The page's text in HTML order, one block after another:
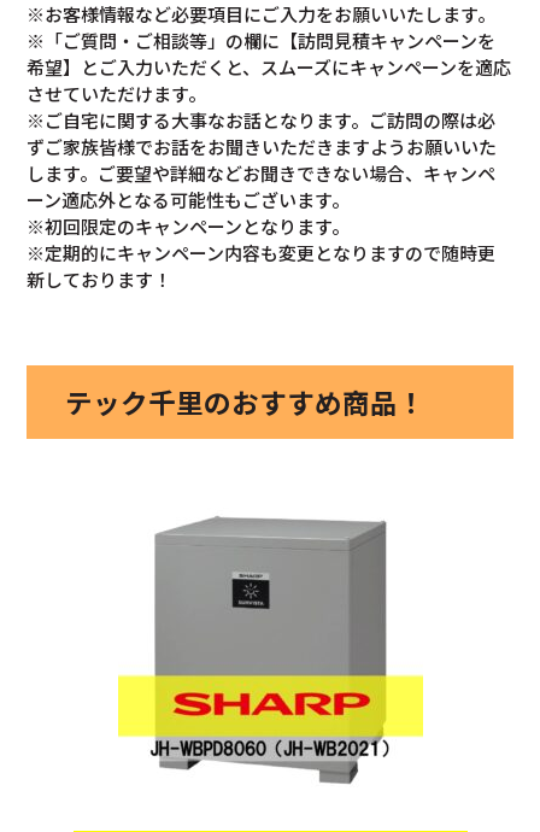
※お客様情報など必要項目にご入力をお願いいたします。
※「ご質問・ご相談等」の欄に【訪問見積キャンペーンを
希望】とご入力いただくと、スムーズにキャンペーンを適応
させていただけます。
※ご自宅に関する大事なお話となります。ご訪問の際は必
ずご家族皆様でお話をお聞きいただきますようお願いいた
します。ご要望や詳細などお聞きできない場合、キャンペ
ーン適応外となる可能性もございます。
※初回限定のキャンペーンとなります。
※定期的にキャンペーン内容も変更となりますので随時更
新しております！
テック千里のおすすめ商品！